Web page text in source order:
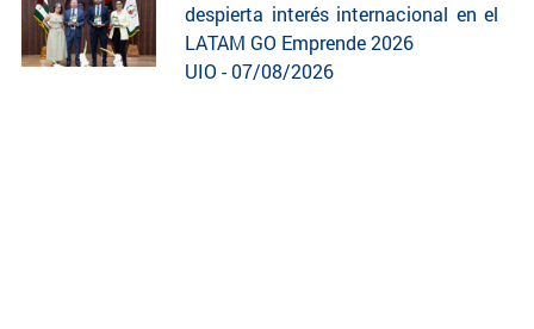
despierta interés internacional en el
LATAM GO Emprende 2026
UIO - 07/08/2026